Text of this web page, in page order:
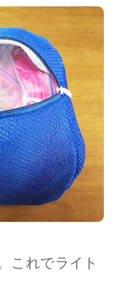
これでライト